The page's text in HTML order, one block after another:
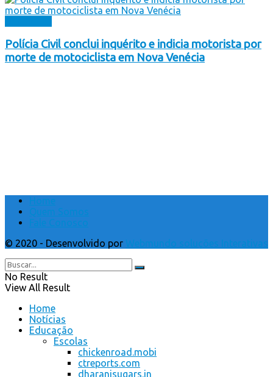
Polícia Civil conclui inquérito e indicia motorista por
morte de motociclista em Nova Venécia
Home
Quem Somos
Fale Conosco
© 2020 - Desenvolvido por Webmundo soluções Interativas
No Result
View All Result
Home
Notícias
Educação
Escolas
chickenroad.mobi
ctreports.com
dharanisugars.in